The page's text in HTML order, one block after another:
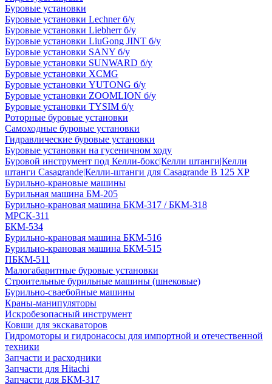
Буровые установки
Буровые установки Lechner б/у
Буровые установки Liebherr б/у
Буровые установки LiuGong JINT б/у
Буровые установки SANY б/у
Буровые установки SUNWARD б/у
Буровые установки XCMG
Буровые установки YUTONG б/у
Буровые установки ZOOMLION б/у
Буровые установки TYSIM б/у
Роторные буровые установки
Самоходные буровые установки
Гидравлические буровые установки
Буровые установки на гусеничном ходу
Буровой инструмент под Келли-бокс|Келли штанги|Келли
штанги Casagrande|Келли-штанги для Casagrande B 125 XP
Бурильно-крановые машины
Бурильная машина БМ-205
Бурильно-крановая машина БКМ-317 / БКМ-318
МРСК-311
БКМ-534
Бурильно-крановая машина БКМ-516
Бурильно-крановая машина БКМ-515
ПБКМ-511
Малогабаритные буровые установки
Строительные бурильные машины (шнековые)
Бурильно-сваебойные машины
Краны-манипуляторы
Искробезопасный инструмент
Ковши для экскаваторов
Гидромоторы и гидронасосы для импортной и отечественной
техники
Запчасти и расходники
Запчасти для Hitachi
Запчасти для БКМ-317